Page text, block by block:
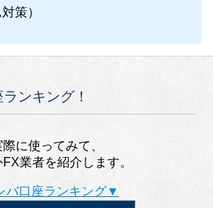
策）
ンキング！
に使ってみて、
業者を紹介します。
バ口座ランキング▼